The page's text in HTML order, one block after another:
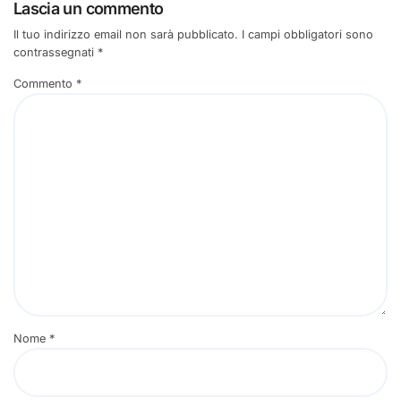
Lascia un commento
Il tuo indirizzo email non sarà pubblicato. I campi obbligatori sono
contrassegnati *
Commento *
Nome *